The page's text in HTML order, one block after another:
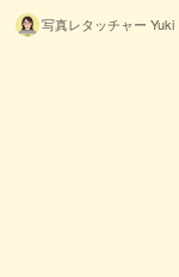
写真レタッチャー Yuki